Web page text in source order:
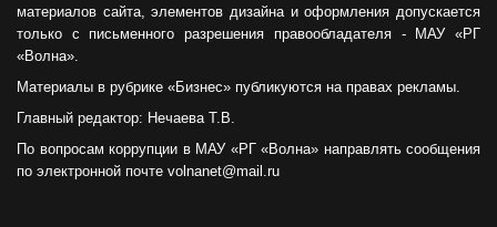
материалов сайта, элементов дизайна и оформления допускается
только с письменного разрешения правообладателя - МАУ «РГ
«Волна».
Материалы в рубрике «Бизнес» публикуются на правах рекламы.
Главный редактор: Нечаева Т.В.
По вопросам коррупции в МАУ «РГ «Волна» направлять сообщения
по электронной почте volnanet@mail.ru